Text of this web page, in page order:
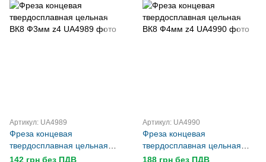
Артикул: UA4989
Фреза концевая
твердосплавная цельная
ВК8 Ф3мм z4
142 грн без ПДВ
Артикул: UA4990
Фреза концевая
твердосплавная цельная
ВК8 Ф4мм z4
188 грн без ПДВ